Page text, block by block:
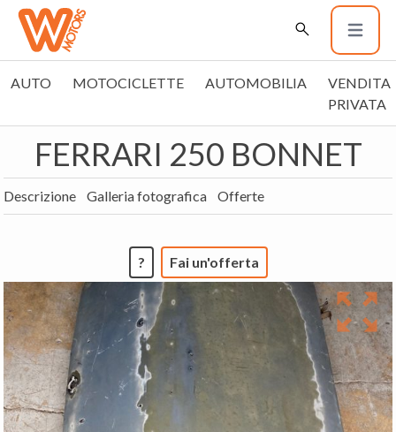
AUTO MOTOCICLETTE AUTOMOBILIA
VENDITA
PRIVATA
FERRARI 250 BONNET
Descrizione Galleria fotografica Offerte
? Fai un'offerta